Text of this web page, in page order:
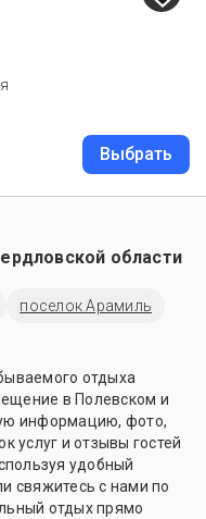
Выбрать
области
поселок Арамиль
отдыха
в Полевском и
информацию, фото,
услуг и отзывы гостей
удобный
свяжитесь с нами по
отдых прямо